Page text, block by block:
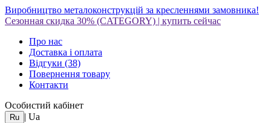
Виробництво металоконструкцій за кресленнями замовника!
Сезонная скидка 30% (CATEGORY) | купить сейчас
Про нас
Доставка і оплата
Відгуки (38)
Повернення товару
Контакти
Особистий кабінет
Ru | Ua